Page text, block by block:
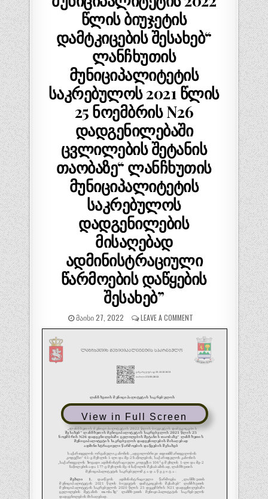
წლის ბიუჯეტის
დამტკიცების შესახებ“
ლანჩხუთის
მუნიციპალიტეტის
საკრებულოს 2021 წლის
25 ნოემბრის N26
დადგენილებაში
ცვლილების შეტანის
თაობაზე“ ლანჩხუთის
მუნიციპალიტეტის
საკრებულოს
დადგენილების
მისაღებად
ადმინისტრაციული
წარმოების დაწყების
შესახებ”
ᲛᲐᲘᲡᲘ 27, 2022 LEAVE A COMMENT
View in Full Screen